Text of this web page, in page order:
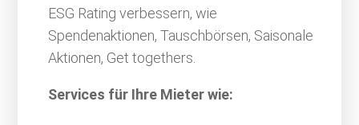
ESG Rating verbessern, wie
Spendenaktionen, Tauschbörsen, Saisonale
Aktionen, Get togethers.
Services für Ihre Mieter wie: